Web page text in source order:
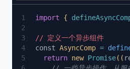
import {
const AsyncComp =
  return
new Promise((